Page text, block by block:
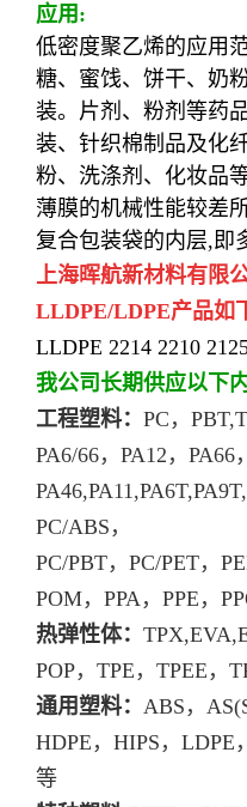
应用:
低密度聚乙烯的应用
糖、蜜饯、饼干、奶
装。片剂、粉剂等药
装、针织棉制品及化
粉、洗涤剂、化妆品
薄膜的机械性能较差
复合包装袋的内层,即
上海晖航新材料有限
LLDPE/LDPE产品如
LLDPE 2214 2210
我公司长期供应以下
工程塑料： PC，
PA6/66，PA12，PA66，
PC/ABS，
PC/PBT，PC/PET，
POM，PPA，PPE，
热弹性体：
POP，TPE，TPEE，
通用塑料： ABS，
HDPE，HIPS，LDPE
等